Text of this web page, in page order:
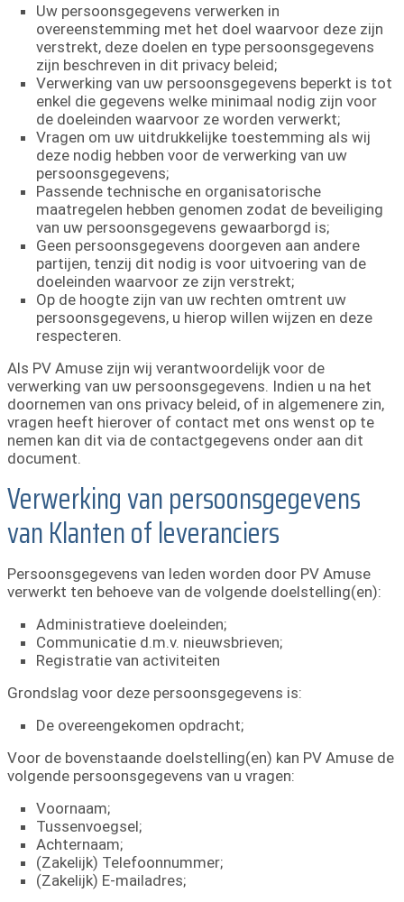
Uw persoonsgegevens verwerken in
overeenstemming met het doel waarvoor deze zijn
verstrekt, deze doelen en type persoonsgegevens
zijn beschreven in dit privacy beleid;
Verwerking van uw persoonsgegevens beperkt is tot
enkel die gegevens welke minimaal nodig zijn voor
de doeleinden waarvoor ze worden verwerkt;
Vragen om uw uitdrukkelijke toestemming als wij
deze nodig hebben voor de verwerking van uw
persoonsgegevens;
Passende technische en organisatorische
maatregelen hebben genomen zodat de beveiliging
van uw persoonsgegevens gewaarborgd is;
Geen persoonsgegevens doorgeven aan andere
partijen, tenzij dit nodig is voor uitvoering van de
doeleinden waarvoor ze zijn verstrekt;
Op de hoogte zijn van uw rechten omtrent uw
persoonsgegevens, u hierop willen wijzen en deze
respecteren.
Als PV Amuse zijn wij verantwoordelijk voor de
verwerking van uw persoonsgegevens. Indien u na het
doornemen van ons privacy beleid, of in algemenere zin,
vragen heeft hierover of contact met ons wenst op te
nemen kan dit via de contactgegevens onder aan dit
document.
Verwerking van persoonsgegevens
van Klanten of leveranciers
Persoonsgegevens van leden worden door PV Amuse
verwerkt ten behoeve van de volgende doelstelling(en):
Administratieve doeleinden;
Communicatie d.m.v. nieuwsbrieven;
Registratie van activiteiten
Grondslag voor deze persoonsgegevens is:
De overeengekomen opdracht;
Voor de bovenstaande doelstelling(en) kan PV Amuse de
volgende persoonsgegevens van u vragen:
Voornaam;
Tussenvoegsel;
Achternaam;
(Zakelijk) Telefoonnummer;
(Zakelijk) E-mailadres;